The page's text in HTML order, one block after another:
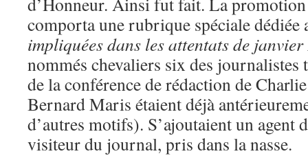
comporta une rubrique spéciale
impliquées dans les attentats de
nommés chevaliers six des journalistes
de la conférence de rédaction de
Bernard Maris étaient déjà
d’autres motifs). S’ajoutaient un agent
visiteur du journal, pris dans la nasse.